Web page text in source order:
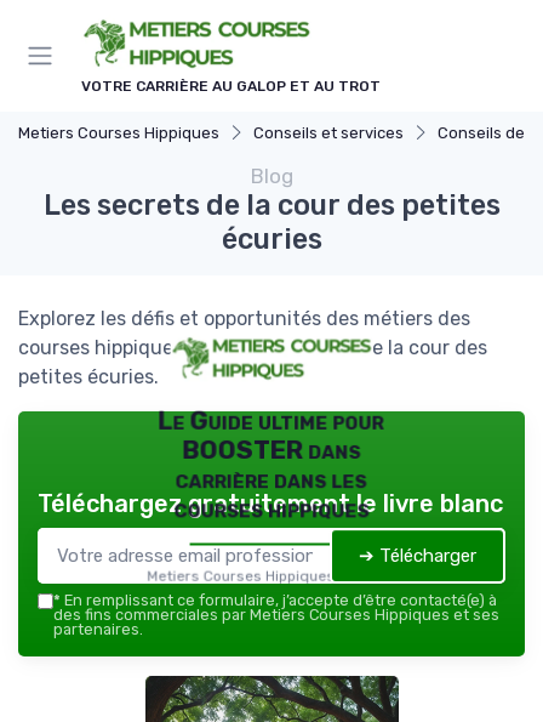
VOTRE CARRIÈRE AU GALOP ET AU TROT
Metiers Courses Hippiques Conseils et services Conseils de
Blog
Les secrets de la cour des petites
écuries
Explorez les défis et opportunités des métiers des
courses hippiques à travers le prisme de la cour des
petites écuries.
Le Guide ultime pour
BOOSTER dans
carrière dans les
courses hippiques
Metiers Courses Hippiques — 2026
Téléchargez gratuitement le livre blanc
➔ Télécharger
* En remplissant ce formulaire, j’accepte d’être contacté(e) à
des fins commerciales par Metiers Courses Hippiques et ses
partenaires.
Panneau de gestion des cookies